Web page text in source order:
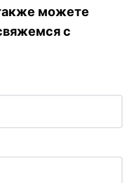
можете
с